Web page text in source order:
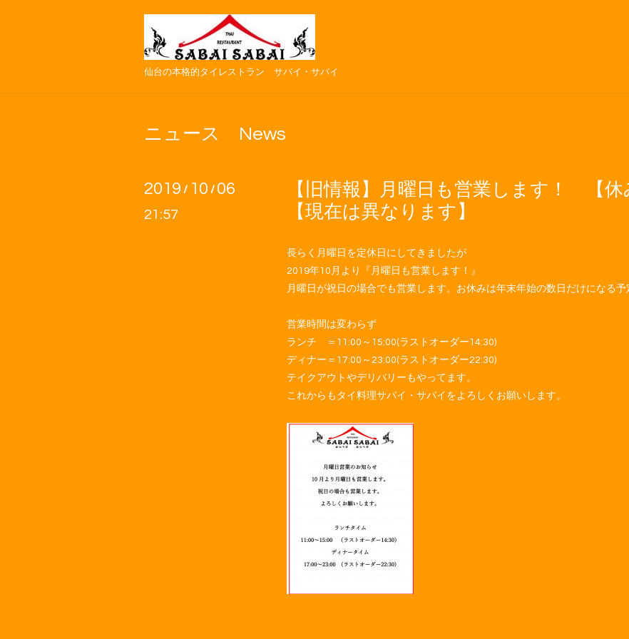
仙台の本格的タイレストラン サバイ・サバイ
ニュース News
2019 / 10 / 06
21:57
【旧情報】月曜日も営業します！ 【休
【現在は異なります】
長らく月曜日を定休日にしてきましたが
2019年10月より『月曜日も営業します！』
月曜日が祝日の場合でも営業します。お休みは年末年始の数日だけになる予
営業時間は変わらず
ランチ ＝11:00～15:00(ラストオーダー14:30)
ディナー＝17:00～23:00(ラストオーダー22:30)
テイクアウトやデリバリーもやってます。
これからもタイ料理サバイ・サバイをよろしくお願いします。